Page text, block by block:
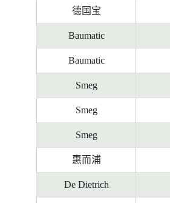
德国宝
Baumatic
Baumatic
Smeg
Smeg
Smeg
惠而浦
De Dietrich